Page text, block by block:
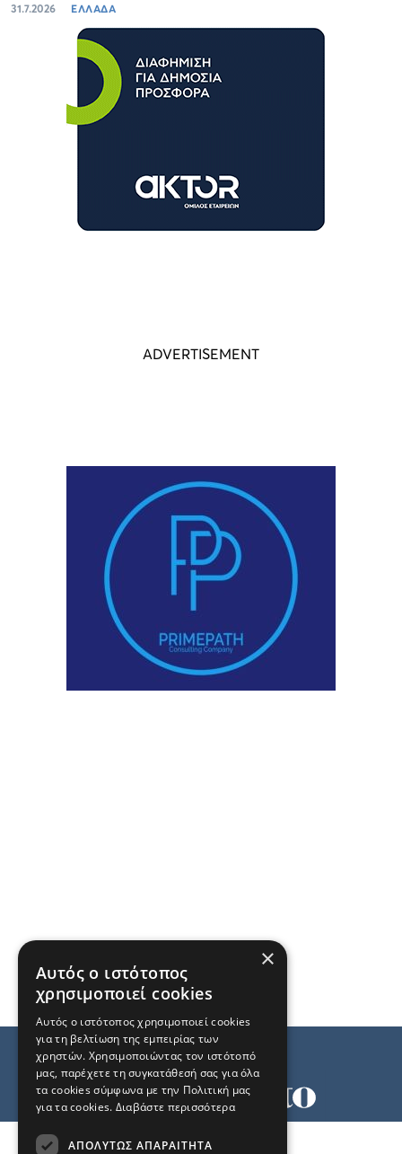
31.7.2026 ΕΛΛΑΔΑ
×
Αυτός ο ιστότοπος
χρησιμοποιεί cookies
Αυτός ο ιστότοπος χρησιμοποιεί cookies
για τη βελτίωση της εμπειρίας των
χρηστών. Χρησιμοποιώντας τον ιστότοπό
μας, παρέχετε τη συγκατάθεσή σας για όλα
τα cookies σύμφωνα με την Πολιτική μας
για τα cookies. Διαβάστε περισσότερα
ΑΠΟΛΎΤΩΣ ΑΠΑΡΑΊΤΗΤΑ